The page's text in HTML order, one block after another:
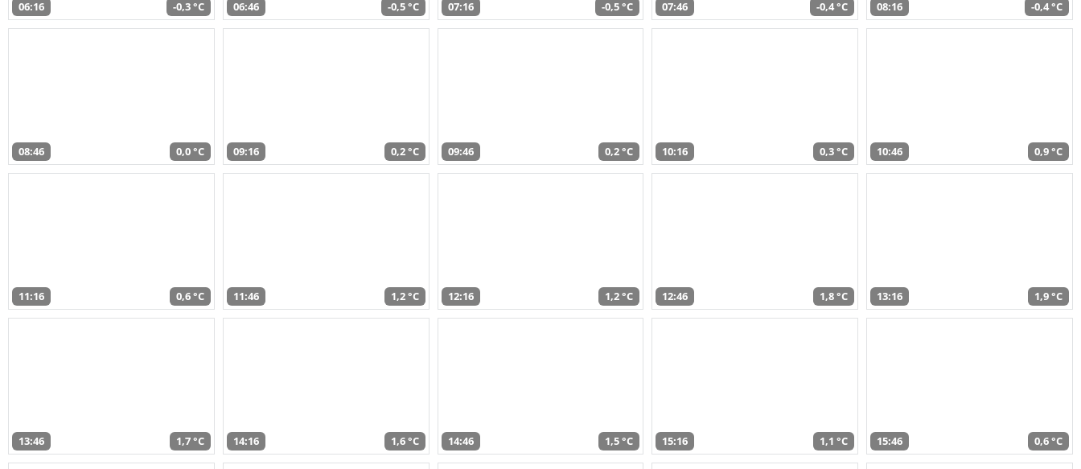
06:16 -0,3 °C 06:46 -0,5 °C 07:16 -0,5 °C 07:46 -0,4 °C 08:16 -0,4 °C
08:46 0,0 °C 09:16 0,2 °C 09:46 0,2 °C 10:16 0,3 °C 10:46 0,9 °C
11:16 0,6 °C 11:46 1,2 °C 12:16 1,2 °C 12:46 1,8 °C 13:16 1,9 °C
13:46 1,7 °C 14:16 1,6 °C 14:46 1,5 °C 15:16 1,1 °C 15:46 0,6 °C